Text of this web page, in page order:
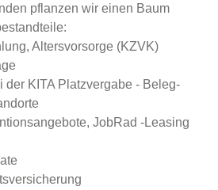
pflanzen wir einen Baum
Altersvorsorge (KZVK)
der KITA Platzvergabe - Beleg-
JobRad -Leasing